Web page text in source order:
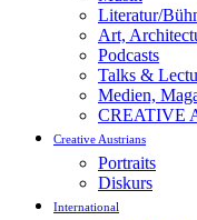
Literatur/
Art,
Podcasts
Talks &
Medien,
CREATIVE
Creative Austrians
Portraits
Diskurs
International